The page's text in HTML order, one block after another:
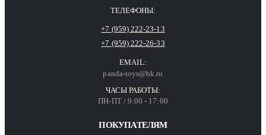
ТЕЛЕФОНЫ:
+7 (959) 222-23-13
+7 (959) 222-26-33
EMAIL:
panda-toys@bk.ru
ЧАСЫ РАБОТЫ:
ПН-ПТ / 9:00 - 17:00
ПОКУПАТЕЛЯМ